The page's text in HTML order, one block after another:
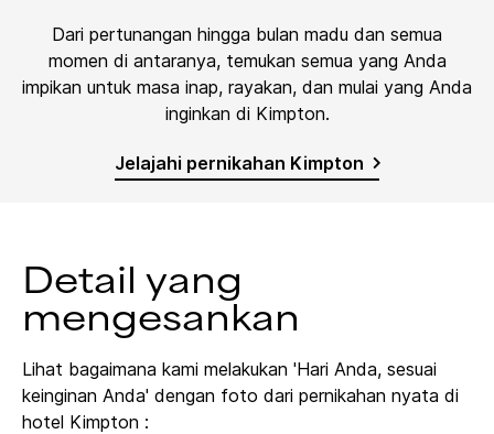
Dari pertunangan hingga bulan madu dan semua
momen di antaranya, temukan semua yang Anda
impikan untuk masa inap, rayakan, dan mulai yang Anda
inginkan di Kimpton.
Jelajahi pernikahan Kimpton
Detail yang
mengesankan
Lihat bagaimana kami melakukan 'Hari Anda, sesuai
keinginan Anda' dengan foto dari pernikahan nyata di
hotel Kimpton :